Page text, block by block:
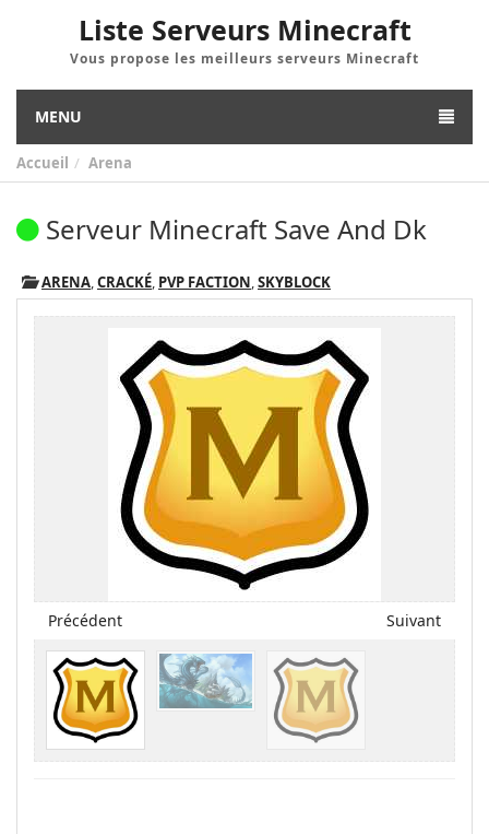
Liste Serveurs Minecraft
Vous propose les meilleurs serveurs Minecraft
MENU
Accueil Arena
Serveur Minecraft Save And Dk
ARENA,CRACKÉ, PVP FACTION,SKYBLOCK
Précédent Suivant